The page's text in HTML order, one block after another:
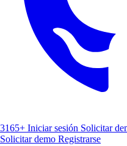
3165+ Iniciar sesión Solicitar
Solicitar demo Registrarse